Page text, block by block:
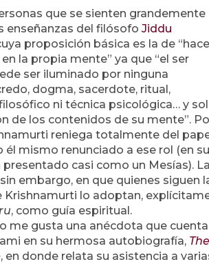
que se sienten grandemente
enseñanzas del filósofo Jiddu
proposición básica es la de
la propia mente” ya que “el ser
ser iluminado por ninguna
dogma, sacerdote, ritual,
ni técnica psicológica… y
de los contenidos de su mente”.
reniega totalmente del
él mismo renunciado a ese rol (en su
presentado casi como un Mesías).
embargo, en que quienes siguen
Krishnamurti lo adoptan,
, como guía espiritual.
me gusta una anécdota que cuenta
en su hermosa autobiografía, The
, en donde relata su asistencia a